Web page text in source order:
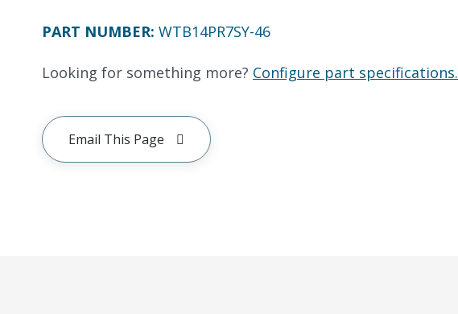
PART NUMBER: WTB14PR7SY-46
Looking for something more? Configure part specifications.
Email This Page